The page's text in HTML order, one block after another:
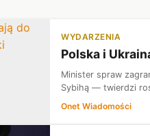
WYDARZENIA
Polska i
Minister spraw
Sybihą — twierdzi
Onet Wiadomości